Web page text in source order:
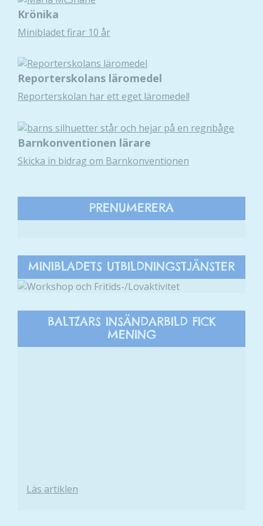
Krönika
Minibladet firar 10 år
Reporterskolans läromedel
Reporterskolan har ett eget läromedel!
Barnkonventionen lärare
Skicka in bidrag om Barnkonventionen
PRENUMERERA
MINIBLADETS UTBILDNINGSTJÄNSTER
BALTZARS INSÄNDARBILD FICK
MENING
Läs artiklen